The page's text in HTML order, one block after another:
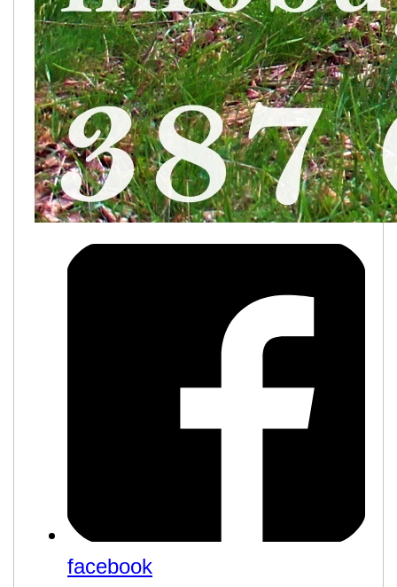
facebook